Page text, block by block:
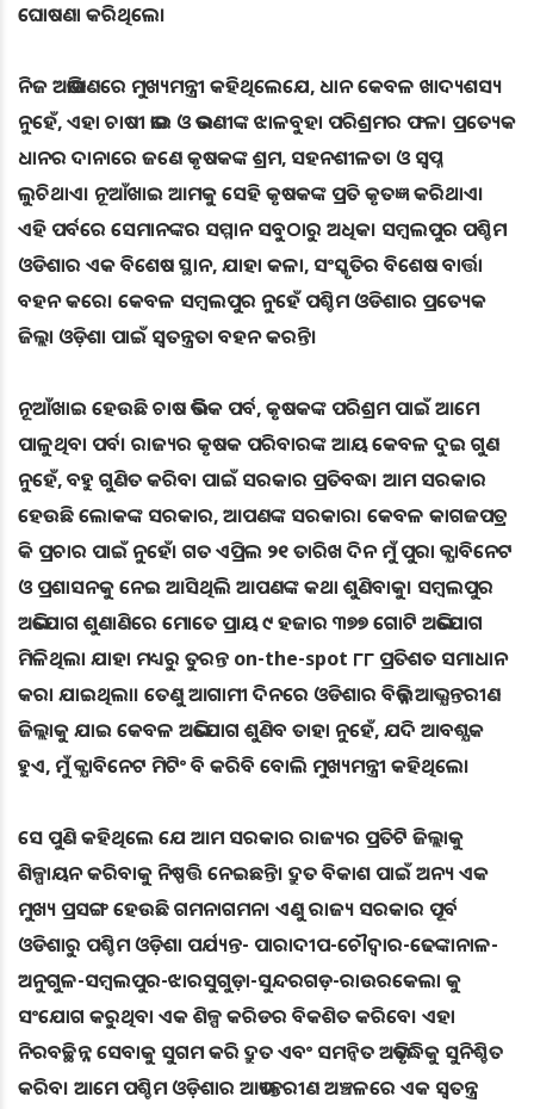
ଘୋଷଣା କରିଥିଲେ।
ନିଜ ଅଭିଭାଷଣରେ ମୁଖ୍ୟମନ୍ତ୍ରୀ କହିଥିଲେଯେ, ଧାନ କେବଳ ଖାଦ୍ୟଶସ୍ୟ
ନୁହେଁ, ଏହା ଚାଷୀ ଭାଇ ଓ ଭଉଣୀଙ୍କ ଝାଳବୁହା ପରିଶ୍ରମର ଫଳ। ପ୍ରତ୍ୟେକ
ଧାନର ଦାନାରେ ଜଣେ କୃଷକଙ୍କ ଶ୍ରମ, ସହନଶୀଳତା ଓ ସ୍ୱପ୍ନ
ଲୁଚିଥାଏ। ନୂଆଁଖାଇ ଆମକୁ ସେହି କୃଷକଙ୍କ ପ୍ରତି କୃତଜ୍ଞ କରିଥାଏ।
ଏହି ପର୍ବରେ ସେମାନଙ୍କର ସମ୍ମାନ ସବୁଠାରୁ ଅଧିକ। ସମ୍ବଲପୁର ପଶ୍ଚିମ
ଓଡିଶାର ଏକ ବିଶେଷ ସ୍ଥାନ, ଯାହା କଳା, ସଂସ୍କୃତିର ବିଶେଷ ବାର୍ତ୍ତା
ବହନ କରେ। କେବଳ ସମ୍ବଲପୁର ନୁହେଁ ପଶ୍ଚିମ ଓଡିଶାର ପ୍ରତ୍ୟେକ
ଜିଲ୍ଲା ଓଡ଼ିଶା ପାଇଁ ସ୍ୱତନ୍ତ୍ରତା ବହନ କରନ୍ତି।
ନୂଆଁଖାଇ ହେଉଛି ଚାଷ ଭିତ୍ତିକ ପର୍ବ, କୃଷକଙ୍କ ପରିଶ୍ରମ ପାଇଁ ଆମେ
ପାଳୁଥିବା ପର୍ବ। ରାଜ୍ୟର କୃଷକ ପରିବାରଙ୍କ ଆୟ କେବଳ ଦୁଇ ଗୁଣ
ନୁହେଁ, ବହୁ ଗୁଣିତ କରିବା ପାଇଁ ସରକାର ପ୍ରତିବଦ୍ଧ। ଆମ ସରକାର
ହେଉଛି ଲୋକଙ୍କ ସରକାର, ଆପଣଙ୍କ ସରକାର। କେବଳ କାଗଜପତ୍ର
କି ପ୍ରଚାର ପାଇଁ ନୁହେଁ। ଗତ ଏପ୍ରିଲ ୨୧ ତାରିଖ ଦିନ ମୁଁ ପୁରା କ୍ଯାବିନେଟ
ଓ ପ୍ରଶାସନକୁ ନେଇ ଆସିଥିଲି ଆପଣଙ୍କ କଥା ଶୁଣିବାକୁ। ସମ୍ବଲପୁର
ଅଭିଯୋଗ ଶୁଣାଣିରେ ମୋତେ ପ୍ରାୟ ୯ ହଜାର ୩୭୭ ଗୋଟି ଅଭିଯୋଗ
ମିଳିଥିଲା ଯାହା ମଧ୍ୟରୁ ତୁରନ୍ତ on-the-spot ୮୮ ପ୍ରତିଶତ ସମାଧାନ
କରା ଯାଇଥିଲା। ତେଣୁ ଆଗାମୀ ଦିନରେ ଓଡିଶାର ବିଭିନ୍ନ ଆଭ୍ଯନ୍ତରୀଣ
ଜିଲ୍ଲାକୁ ଯାଇ କେବଳ ଅଭିଯୋଗ ଶୁଣିବ ତାହା ନୁହେଁ, ଯଦି ଆବଶ୍ଯକ
ହୁଏ, ମୁଁ କ୍ଯାବିନେଟ ମିଟିଂ ବି କରିବି ବୋଲି ମୁଖ୍ୟମନ୍ତ୍ରୀ କହିଥିଲେ।
ସେ ପୁଣି କହିଥିଲେ ଯେ ଆମ ସରକାର ରାଜ୍ୟର ପ୍ରତିଟି ଜିଲ୍ଲାକୁ
ଶିଳ୍ପାୟନ କରିବାକୁ ନିଷ୍ପତ୍ତି ନେଇଛନ୍ତି। ଦ୍ରୁତ ବିକାଶ ପାଇଁ ଅନ୍ୟ ଏକ
ମୁଖ୍ୟ ପ୍ରସଙ୍ଗ ହେଉଛି ଗମନାଗମନ। ଏଣୁ ରାଜ୍ୟ ସରକାର ପୂର୍ବ
ଓଡିଶାରୁ ପଶ୍ଚିମ ଓଡ଼ିଶା ପର୍ଯ୍ୟନ୍ତ- ପାରାଦୀପ-ଚୌଦ୍ବାର-ଢେଙ୍କାନାଳ-
ଅନୁଗୁଳ-ସମ୍ବଲପୁର-ଝାରସୁଗୁଡ଼ା-ସୁନ୍ଦରଗଡ଼-ରାଉରକେଲା କୁ
ସଂଯୋଗ କରୁଥିବା ଏକ ଶିଳ୍ପ କରିଡର ବିକଶିତ କରିବେ। ଏହା
ନିରବଚ୍ଛିନ୍ନ ସେବାକୁ ସୁଗମ କରି ଦ୍ରୁତ ଏବଂ ସମନ୍ବିତ ଅଭିବୃଦ୍ଧିକୁ ସୁନିଶ୍ଚିତ
କରିବ। ଆମେ ପଶ୍ଚିମ ଓଡ଼ିଶାର ଆଭ୍ୟନ୍ତରୀଣ ଅଞ୍ଚଳରେ ଏକ ସ୍ବତନ୍ତ୍ର